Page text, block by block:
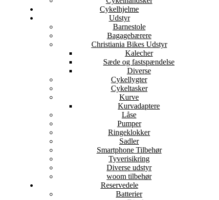
Cykelhjelme
Udstyr
Barnestole
Bagagebærere
Christiania Bikes Udstyr
Kalecher
Sæde og fastspændelse
Diverse
Cykellygter
Cykeltasker
Kurve
Kurvadaptere
Låse
Pumper
Ringeklokker
Sadler
Smartphone Tilbehør
Tyverisikring
Diverse udstyr
woom tilbehør
Reservedele
Batterier